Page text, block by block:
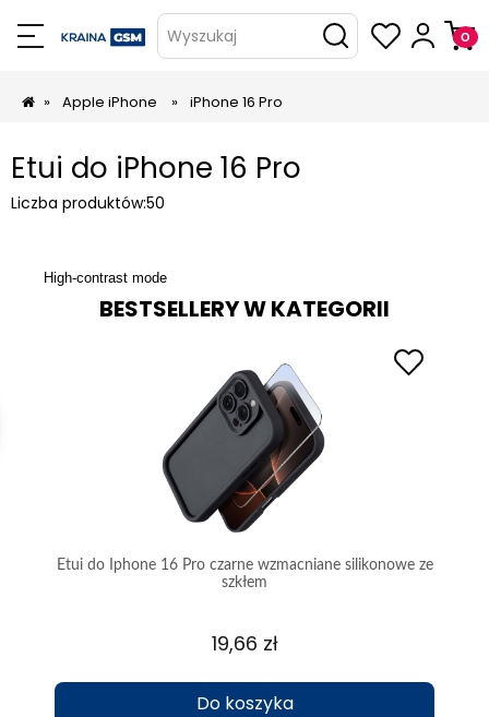
Wyszukaj
» Apple iPhone » iPhone 16 Pro
Etui do iPhone 16 Pro
Liczba produktów:50
High-contrast mode
BESTSELLERY W KATEGORII
Etui do Iphone 16 Pro czarne wzmacniane silikonowe ze
szkłem
19,66 zł
Do koszyka